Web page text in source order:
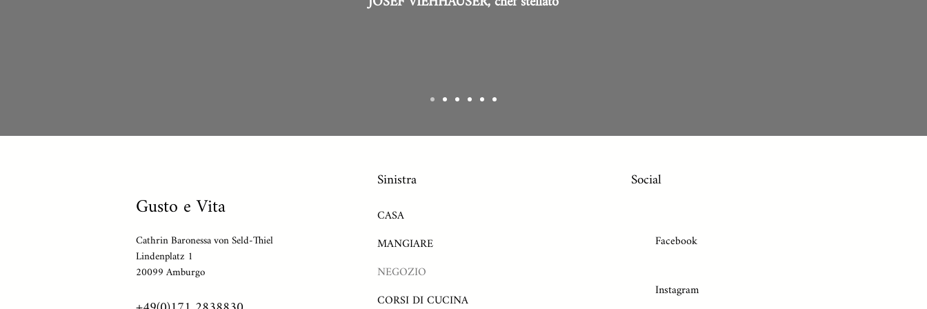
Gusto e Vita
Cathrin Baronessa von Seld-Thiel
Lindenplatz 1
20099 Amburgo
Sinistra
CASA
MANGIARE
NEGOZIO
CORSI DI CUCINA
Social
Facebook
Instagram